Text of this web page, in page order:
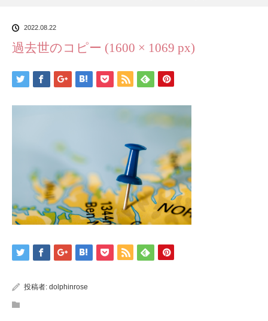
2022.08.22
過去世のコピー (1600 × 1069 px)
投稿者: dolphinrose